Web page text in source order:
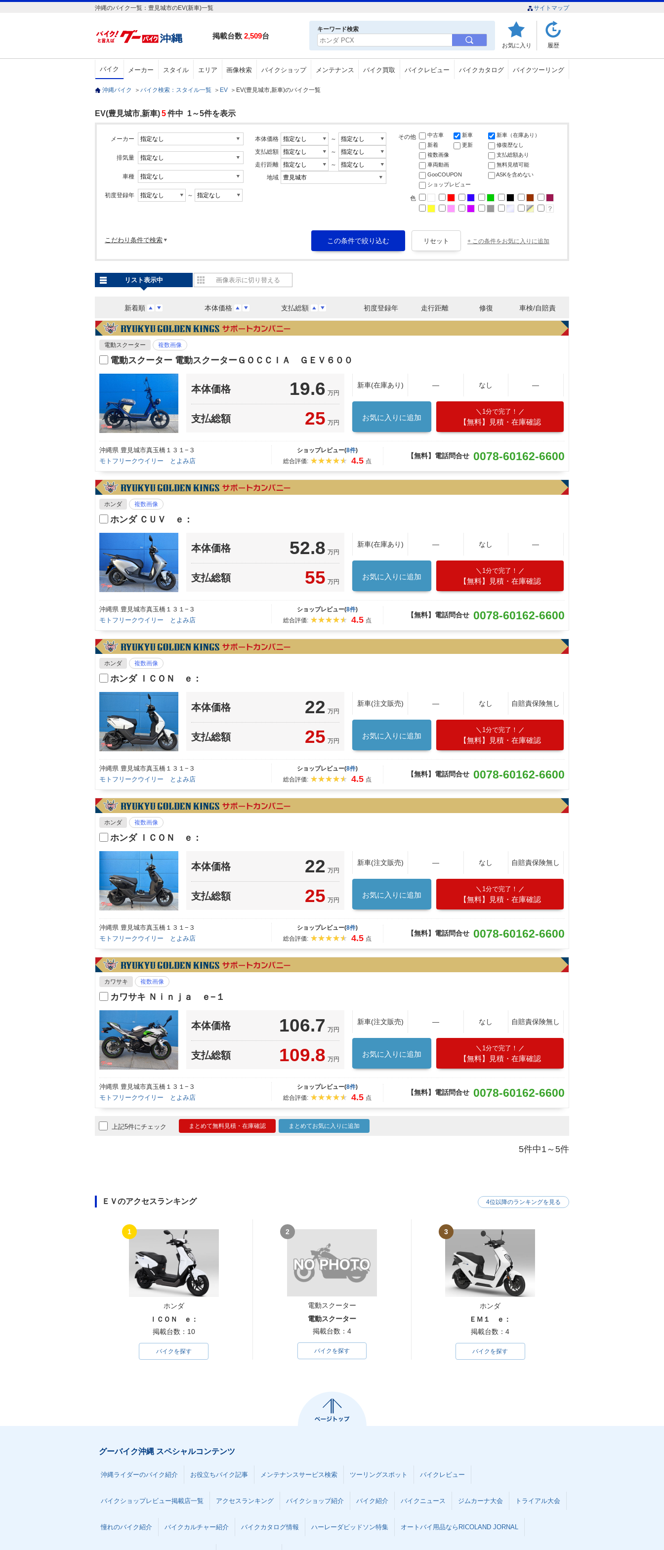
沖縄のバイク一覧：豊見城市のEV(新車)一覧 サイトマップ
掲載台数 2,509台
キーワード検索
お気に入り 履歴
バイク メーカー スタイル エリア 画像検索 バイクショップ メンテナンス バイク買取 バイクレビュー バイクカタログ バイクツーリング
沖縄バイク ＞ バイク検索：スタイル一覧 ＞ EV ＞ EV(豊見城市,新車)のバイク一覧
EV(豊見城市,新車)5件中 1～5件を表示
メーカー
排気量
車種
初度登録年 ～
本体価格
～
支払総額
～
走行距離
～
地域
その他 中古車 新車
新車（在庫あり）
新着
更新
修復歴なし
複数画像
支払総額あり
車両動画
無料見積可能
GooCOUPON
ASKを含めない
ショップレビュー
色
こだわり条件で検索 + この条件をお気に入りに追加
新着順 本体価格 支払総額 初度登録年 走行距離 修復 車検/自賠責
リスト表示中 画像表示に切り替える
電動スクーター 複数画像
電動スクーター 電動スクーターＧＯＣＣＩＡ ＧＥＶ６００
本体価格 19.6 万円
支払総額 25 万円
新車(在庫あり) ― なし ―
お気に入りに追加
1分で完了！
【無料】見積・在庫確認
沖縄県 豊見城市真玉橋１３１−３
モトフリークウイリー とよみ店
ショップレビュー(8件)
総合評価:
4.5 点
【無料】電話問合せ 0078-60162-6600
ホンダ 複数画像
ホンダ ＣＵＶ ｅ：
本体価格 52.8 万円
支払総額 55 万円
新車(在庫あり) ― なし ―
お気に入りに追加
1分で完了！
【無料】見積・在庫確認
沖縄県 豊見城市真玉橋１３１−３
モトフリークウイリー とよみ店
ショップレビュー(8件)
総合評価:
4.5 点
【無料】電話問合せ 0078-60162-6600
ホンダ 複数画像
ホンダ ＩＣＯＮ ｅ：
本体価格 22 万円
支払総額 25 万円
新車(注文販売) ― なし 自賠責保険無し
お気に入りに追加
1分で完了！
【無料】見積・在庫確認
沖縄県 豊見城市真玉橋１３１−３
モトフリークウイリー とよみ店
ショップレビュー(8件)
総合評価:
4.5 点
【無料】電話問合せ 0078-60162-6600
ホンダ 複数画像
ホンダ ＩＣＯＮ ｅ：
本体価格 22 万円
支払総額 25 万円
新車(注文販売) ― なし 自賠責保険無し
お気に入りに追加
1分で完了！
【無料】見積・在庫確認
沖縄県 豊見城市真玉橋１３１−３
モトフリークウイリー とよみ店
ショップレビュー(8件)
総合評価:
4.5 点
【無料】電話問合せ 0078-60162-6600
カワサキ 複数画像
カワサキ Ｎｉｎｊａ ｅ−１
本体価格 106.7 万円
支払総額 109.8 万円
新車(注文販売) ― なし 自賠責保険無し
お気に入りに追加
1分で完了！
【無料】見積・在庫確認
沖縄県 豊見城市真玉橋１３１−３
モトフリークウイリー とよみ店
ショップレビュー(8件)
総合評価:
4.5 点
【無料】電話問合せ 0078-60162-6600
上記5件にチェック まとめて無料見積・在庫確認 まとめてお気に入りに追加
5件中1～5件
ＥＶのアクセスランキング
1
ホンダ
ＩＣＯＮ ｅ：
掲載台数：10
バイクを探す
2
電動スクーター
電動スクーター
掲載台数：4
バイクを探す
3
ホンダ
ＥＭ１ ｅ：
掲載台数：4
バイクを探す
4位以降のランキングを見る
グーバイク沖縄 スペシャルコンテンツ
沖縄ライダーのバイク紹介 お役立ちバイク記事 メンテナンスサービス検索 ツーリングスポット バイクレビュー
バイクショップレビュー掲載店一覧 アクセスランキング バイクショップ紹介 バイク紹介 バイクニュース ジムカーナ大会 トライアル大会
憧れのバイク紹介 バイクカルチャー紹介 バイクカタログ情報 ハーレーダビッドソン特集 オートバイ用品ならRICOLAND JORNAL